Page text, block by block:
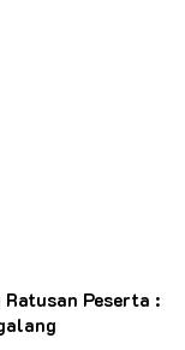
Peserta :